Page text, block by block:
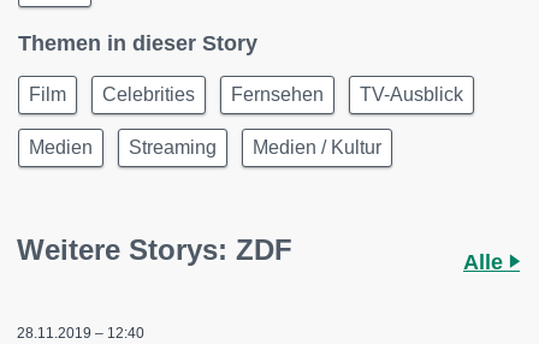
Themen in dieser Story
Film Celebrities Fernsehen TV-Ausblick
Medien Streaming Medien / Kultur
Weitere Storys: ZDF Alle
28.11.2019 – 12:40